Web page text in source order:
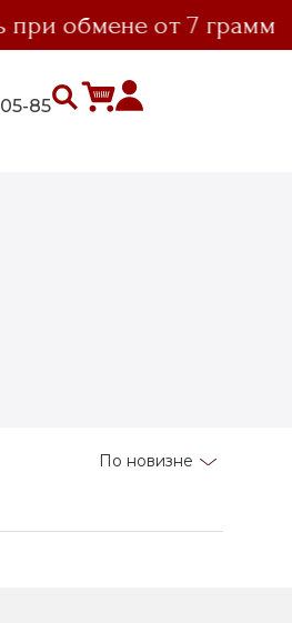
обмене от 7 грамм
85
По новизне